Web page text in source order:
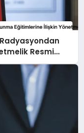
Resmi